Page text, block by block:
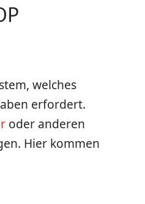
welches
erfordert.
oder anderen
Hier kommen